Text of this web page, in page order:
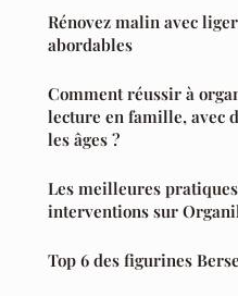
Rénovez malin avec
abordables
Comment réussir à
lecture en famille, avec
les âges ?
Les meilleures
interventions sur
Top 6 des figurines